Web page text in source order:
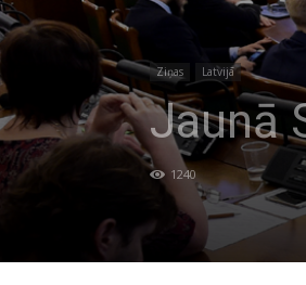
Ziņas Latvijā
Jaunā
1240